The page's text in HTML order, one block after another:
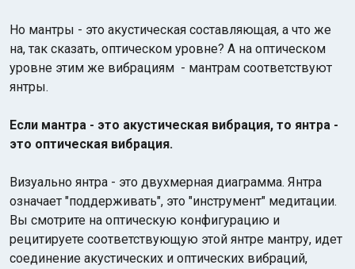
Но мантры - это акустическая составляющая, а что же
на, так сказать, оптическом уровне? А на оптическом
уровне этим же вибрациям - мантрам соответствуют
янтры.
Если мантра - это акустическая вибрация, то янтра -
это оптическая вибрация.
Визуально янтра - это двухмерная диаграмма. Янтра
означает "поддерживать", это "инструмент" медитации.
Вы смотрите на оптическую конфигурацию и
рецитируете соответствующую этой янтре мантру, идет
соединение акустических и оптических вибраций,